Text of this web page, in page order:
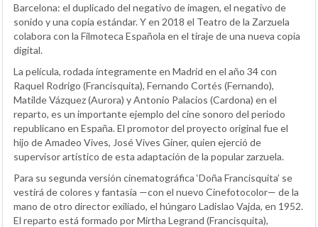
Barcelona: el duplicado del negativo de imagen, el negativo de
sonido y una copia estándar. Y en 2018 el Teatro de la Zarzuela
colabora con la Filmoteca Española en el tiraje de una nueva copia
digital.
La película, rodada íntegramente en Madrid en el año 34 con
Raquel Rodrigo (Francisquita), Fernando Cortés (Fernando),
Matilde Vázquez (Aurora) y Antonio Palacios (Cardona) en el
reparto, es un importante ejemplo del cine sonoro del periodo
republicano en España. El promotor del proyecto original fue el
hijo de Amadeo Vives, José Vives Giner, quien ejerció de
supervisor artístico de esta adaptación de la popular zarzuela.
Para su segunda versión cinematográfica ‘Doña Francisquita’ se
vestirá de colores y fantasía —con el nuevo Cinefotocolor— de la
mano de otro director exiliado, el húngaro Ladislao Vajda, en 1952.
El reparto está formado por Mirtha Legrand (Francisquita),